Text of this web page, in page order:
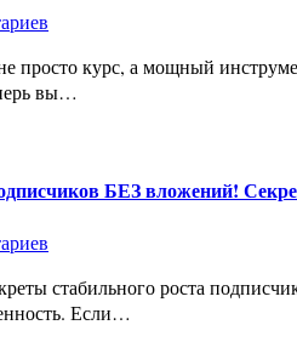
вы…
БЕЗ вложений!
Если…